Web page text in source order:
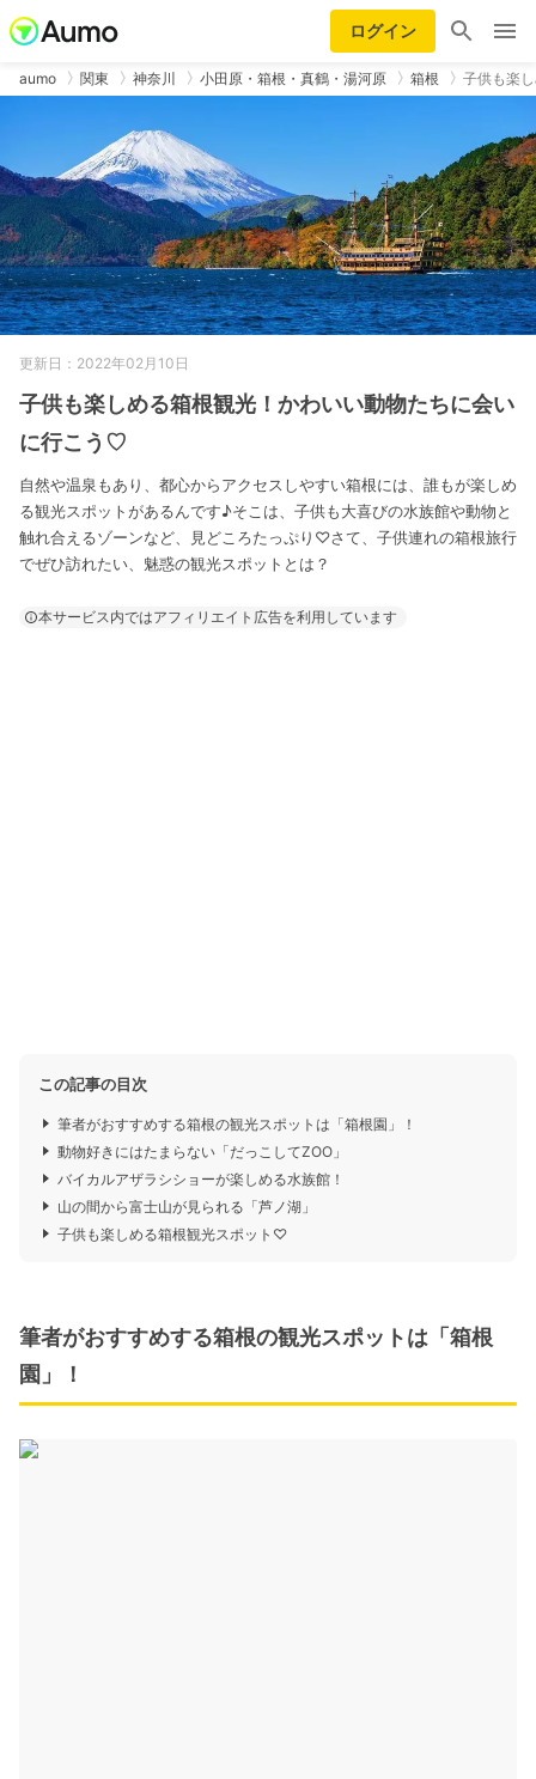
ログイン
aumo 関東 神奈川 小田原・箱根・真鶴・湯河原 箱根 子供も楽
更新日：2022年02月10日
子供も楽しめる箱根観光！かわいい動物たちに会い
に行こう♡
自然や温泉もあり、都心からアクセスしやすい箱根には、誰もが楽しめ
る観光スポットがあるんです♪そこは、子供も大喜びの水族館や動物と
触れ合えるゾーンなど、見どころたっぷり♡さて、子供連れの箱根旅行
でぜひ訪れたい、魅惑の観光スポットとは？
本サービス内ではアフィリエイト広告を利用しています
この記事の目次
筆者がおすすめする箱根の観光スポットは「箱根園」！
動物好きにはたまらない「だっこしてZOO」
バイカルアザラシショーが楽しめる水族館！
山の間から富士山が見られる「芦ノ湖」
子供も楽しめる箱根観光スポット♡
筆者がおすすめする箱根の観光スポットは「箱根
園」！